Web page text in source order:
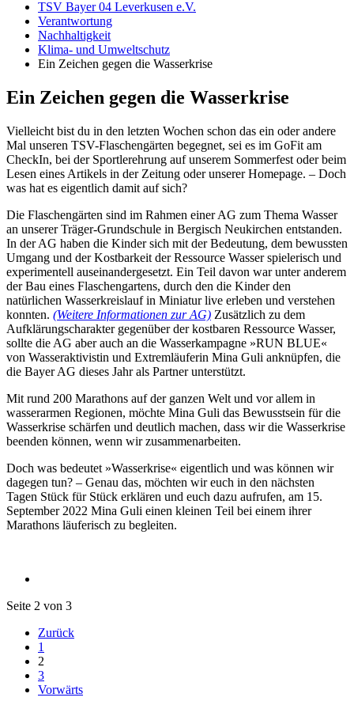
TSV Bayer 04 Leverkusen e.V.
Verantwortung
Nachhaltigkeit
Klima- und Umweltschutz
Ein Zeichen gegen die Wasserkrise
Ein Zeichen gegen die Wasserkrise
Vielleicht bist du in den letzten Wochen schon das ein oder andere
Mal unseren TSV-Flaschengärten begegnet, sei es im GoFit am
CheckIn, bei der Sportlerehrung auf unserem Sommerfest oder beim
Lesen eines Artikels in der Zeitung oder unserer Homepage. – Doch
was hat es eigentlich damit auf sich?
Die Flaschengärten sind im Rahmen einer AG zum Thema Wasser
an unserer Träger-Grundschule in Bergisch Neukirchen entstanden.
In der AG haben die Kinder sich mit der Bedeutung, dem bewussten
Umgang und der Kostbarkeit der Ressource Wasser spielerisch und
experimentell auseinandergesetzt. Ein Teil davon war unter anderem
der Bau eines Flaschengartens, durch den die Kinder den
natürlichen Wasserkreislauf in Miniatur live erleben und verstehen
konnten. (Weitere Informationen zur AG) Zusätzlich zu dem
Aufklärungscharakter gegenüber der kostbaren Ressource Wasser,
sollte die AG aber auch an die Wasserkampagne »RUN BLUE«
von Wasseraktivistin und Extremläuferin Mina Guli anknüpfen, die
die Bayer AG dieses Jahr als Partner unterstützt.
Mit rund 200 Marathons auf der ganzen Welt und vor allem in
wasserarmen Regionen, möchte Mina Guli das Bewusstsein für die
Wasserkrise schärfen und deutlich machen, dass wir die Wasserkrise
beenden können, wenn wir zusammenarbeiten.
Doch was bedeutet »Wasserkrise« eigentlich und was können wir
dagegen tun? – Genau das, möchten wir euch in den nächsten
Tagen Stück für Stück erklären und euch dazu aufrufen, am 15.
September 2022 Mina Guli einen kleinen Teil bei einem ihrer
Marathons läuferisch zu begleiten.
Seite 2 von 3
Zurück
1
2
3
Vorwärts